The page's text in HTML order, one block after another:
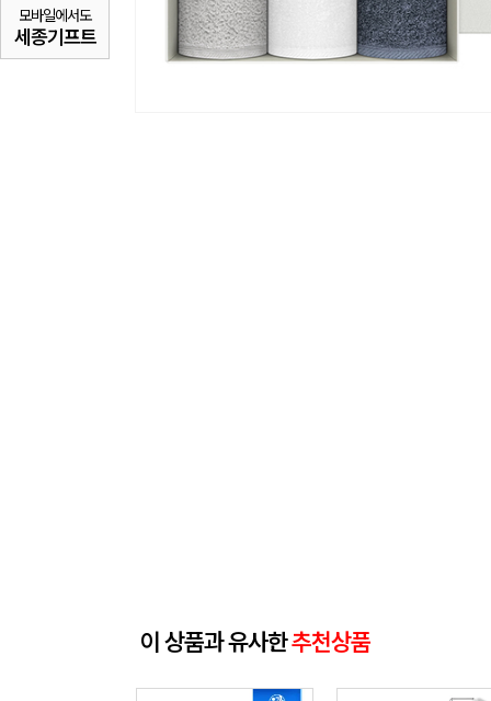
모바일에서도
세종기프트
이 상품과 유사한추천상품